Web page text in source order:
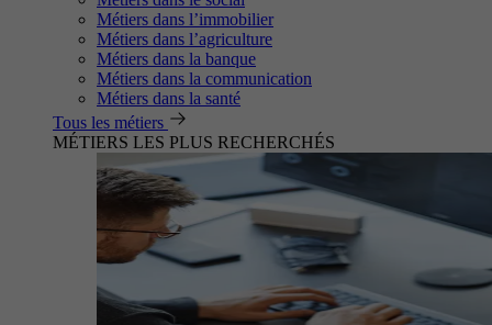
Métiers dans l’immobilier
Métiers dans l’agriculture
Métiers dans la banque
Métiers dans la communication
Métiers dans la santé
Tous les métiers
MÉTIERS LES PLUS RECHERCHÉS